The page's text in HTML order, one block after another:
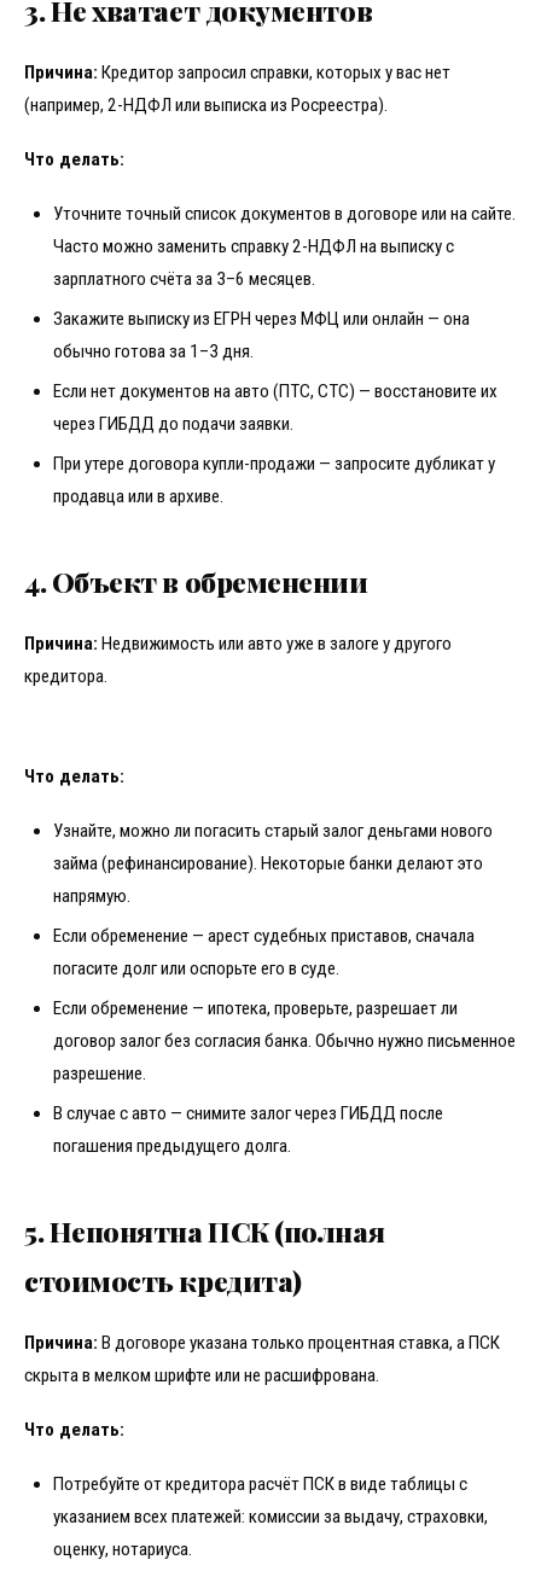
3. Не хватает документов
Причина: Кредитор запросил справки, которых у вас нет
(например, 2-НДФЛ или выписка из Росреестра).
Что делать:
Уточните точный список документов в договоре или на сайте.
Часто можно заменить справку 2-НДФЛ на выписку с
зарплатного счёта за 3–6 месяцев.
Закажите выписку из ЕГРН через МФЦ или онлайн — она
обычно готова за 1–3 дня.
Если нет документов на авто (ПТС, СТС) — восстановите их
через ГИБДД до подачи заявки.
При утере договора купли-продажи — запросите дубликат у
продавца или в архиве.
4. Объект в обременении
Причина: Недвижимость или авто уже в залоге у другого
кредитора.
Что делать:
Узнайте, можно ли погасить старый залог деньгами нового
займа (рефинансирование). Некоторые банки делают это
напрямую.
Если обременение — арест судебных приставов, сначала
погасите долг или оспорьте его в суде.
Если обременение — ипотека, проверьте, разрешает ли
договор залог без согласия банка. Обычно нужно письменное
разрешение.
В случае с авто — снимите залог через ГИБДД после
погашения предыдущего долга.
5. Непонятна ПСК (полная
стоимость кредита)
Причина: В договоре указана только процентная ставка, а ПСК
скрыта в мелком шрифте или не расшифрована.
Что делать:
Потребуйте от кредитора расчёт ПСК в виде таблицы с
указанием всех платежей: комиссии за выдачу, страховки,
оценку, нотариуса.